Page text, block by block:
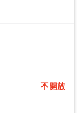
不開放